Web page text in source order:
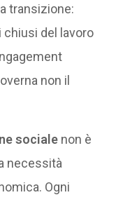
transizione:
del lavoro
non il
sociale non è
necessità
Ogni